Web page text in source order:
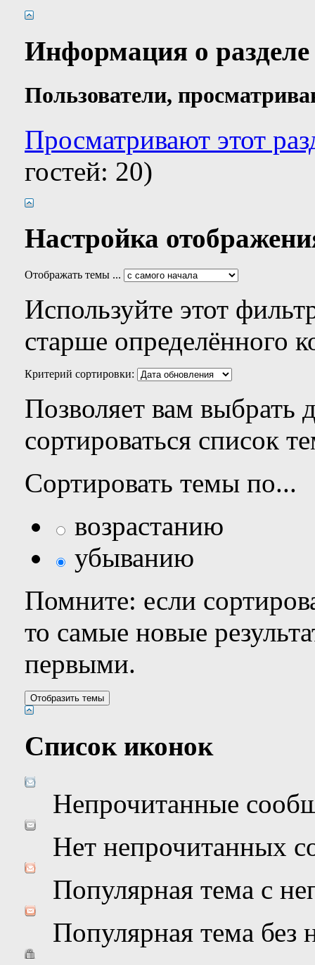
Информация о
Пользователи,
Просматривают этот
гостей: 20)
Настройка
Отображать темы ...
Используйте этот
старше определённого
Критерий сортировки:
Позволяет вам выбрать
сортироваться список
Сортировать темы по...
возрастанию
убыванию
Помните: если
то самые новые
первыми.
Список иконок
Непрочитанные
Нет непрочитанных
Популярная тема с
Популярная тема